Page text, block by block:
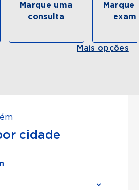
Marque uma
consulta
Marque
Mais opções
cidade